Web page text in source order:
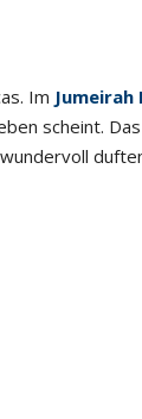
Im Jumeirah
scheint.